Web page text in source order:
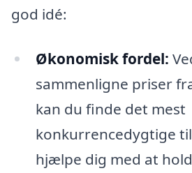
god idé:
Økonomisk fordel:
sammenligne priser
kan du finde det mest
konkurrencedygtige
hjælpe dig med at